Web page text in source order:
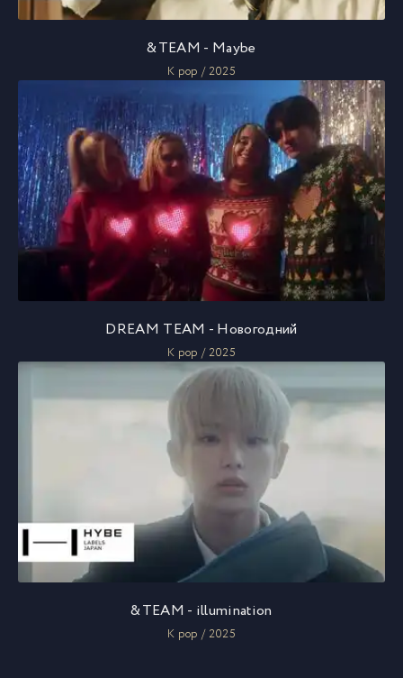
&TEAM - Maybe
K pop / 2025
DREAM TEAM - Новогодний
K pop / 2025
&TEAM - illumination
K pop / 2025